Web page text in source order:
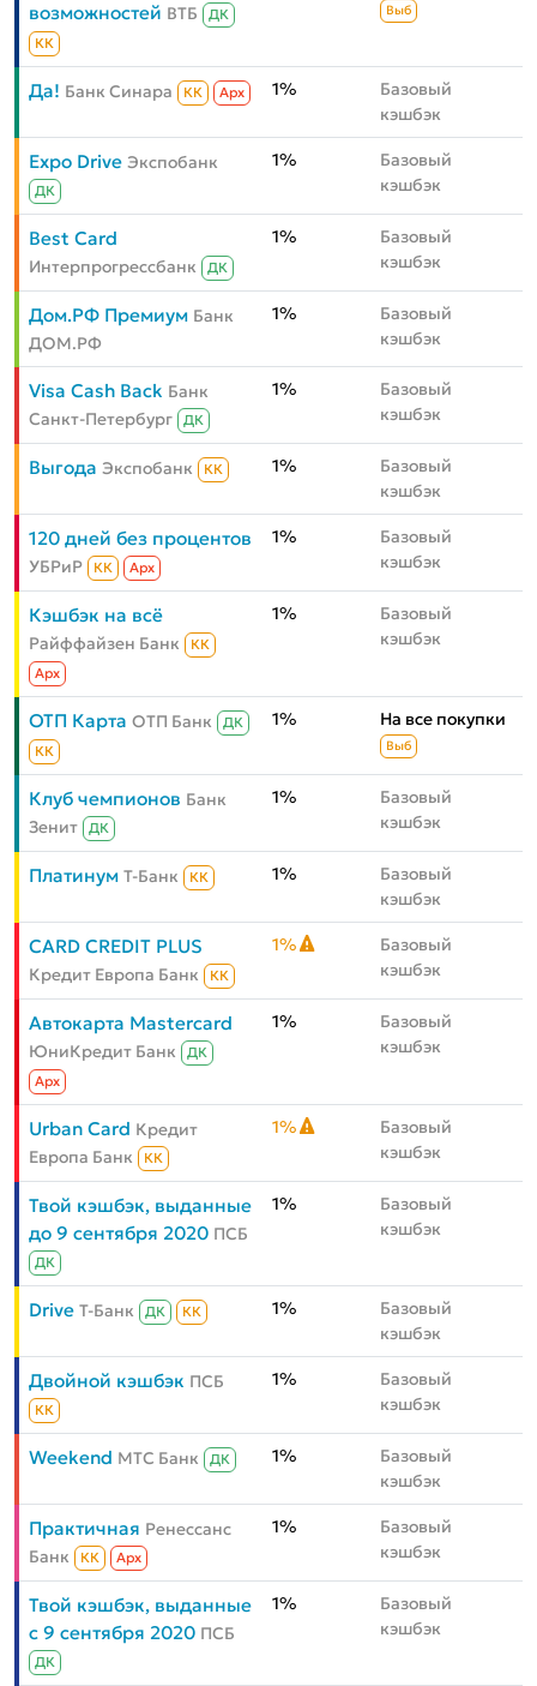
возможностей ВТБ
ДК
КК
Выб
Да! Банк Синара КК Aрх 1%
Базовый
кэшбэк
Expo Drive Экспобанк
ДК
1%
Базовый
кэшбэк
Best Card
Интерпрогрессбанк ДК
1%
Базовый
кэшбэк
Дом.РФ Премиум Банк
ДОМ.РФ
1%
Базовый
кэшбэк
Visa Cash Back Банк
Санкт-Петербург
ДК
1%
Базовый
кэшбэк
Выгода Экспобанк КК 1%
Базовый
кэшбэк
120 дней без процентов
УБРиР КК Aрх
1%
Базовый
кэшбэк
Кэшбэк на всё
Райффайзен Банк
КК
Aрх
1%
Базовый
кэшбэк
ОТП Карта ОТП Банк
ДК
КК
1% На все покупки
Выб
Клуб чемпионов Банк
Зенит
ДК
1%
Базовый
кэшбэк
Платинум Т-Банк КК 1%
Базовый
кэшбэк
CARD CREDIT PLUS
Кредит Европа Банк КК
1%
Базовый
кэшбэк
Автокарта Mastercard
ЮниКредит Банк
ДК
Aрх
1%
Базовый
кэшбэк
Urban Card Кредит
Европа Банк
КК
1%
Базовый
кэшбэк
Твой кэшбэк, выданные
до 9 сентября 2020 ПСБ
ДК
1%
Базовый
кэшбэк
Drive Т-Банк ДК КК 1%
Базовый
кэшбэк
Двойной кэшбэк ПСБ
КК
1%
Базовый
кэшбэк
Weekend МТС Банк ДК 1%
Базовый
кэшбэк
Практичная Ренессанс
Банк
КК Aрх
1%
Базовый
кэшбэк
Твой кэшбэк, выданные
с 9 сентября 2020 ПСБ
ДК
1%
Базовый
кэшбэк